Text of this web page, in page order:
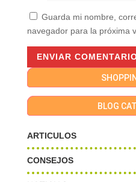
Guarda mi nombre,
navegador para la próxima
BLOG
ARTICULOS
CONSEJOS